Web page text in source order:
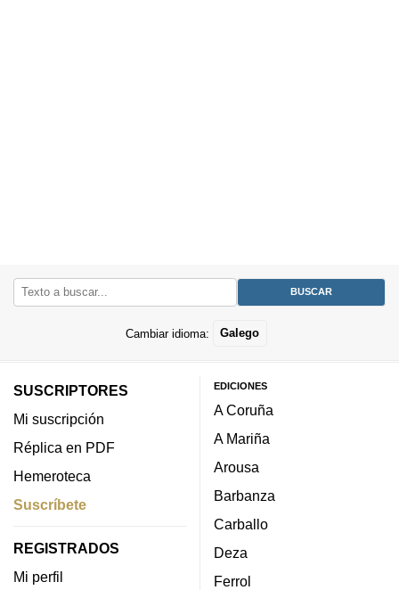
Cambiar idioma: Galego
SUSCRIPTORES
Mi suscripción
Réplica en PDF
Hemeroteca
Suscríbete
REGISTRADOS
Mi perfil
EDICIONES
A Coruña
A Mariña
Arousa
Barbanza
Carballo
Deza
Ferrol